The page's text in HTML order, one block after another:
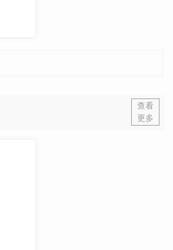
查看
更多